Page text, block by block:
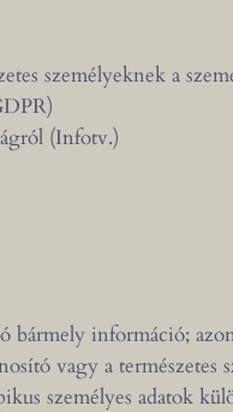
személyeknek a
(Infotv.)
információ;
vagy a
személyes adatok